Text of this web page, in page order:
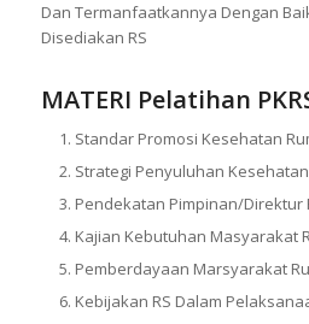
Dan Termanfaatkannya Dengan
Disediakan RS
MATERI Pelatihan
Standar Promosi Kesehatan
Strategi Penyuluhan Kesehatan
Pendekatan Pimpinan/Direktur
Kajian Kebutuhan Masyarakat
Pemberdayaan Marsyarakat
Kebijakan RS Dalam